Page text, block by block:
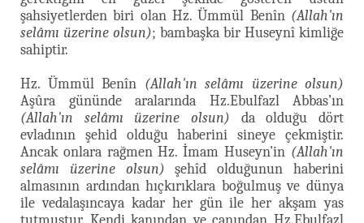
şahsiyetlerden biri olan Hz. Ümmül Benîn (Allah'ın
selâmı üzerine olsun); bambaşka bir Huseynî kimliğe
sahiptir.
Hz. Ümmül Benîn (Allah'ın selâmı üzerine olsun)
Aşûra gününde aralarında Hz.Ebulfazl Abbas’ın
(Allah'ın selâmı üzerine olsun) da olduğu dört
evladının şehid olduğu haberini sineye çekmiştir.
Ancak onlara rağmen Hz. İmam Huseyn’in (Allah'ın
selâmı üzerine olsun) şehîd olduğunun haberini
almasının ardından hıçkırıklara boğulmuş ve dünya
ile vedalaşıncaya kadar her gün ile her akşam yas